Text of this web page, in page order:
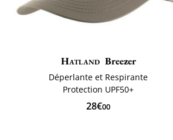
Hatland Breezer
Déperlante et Respirante
Protection UPF50+
28€00